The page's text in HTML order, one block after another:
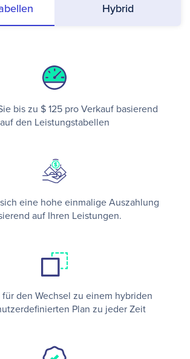
Hybrid
bis zu $ 125 pro Verkauf basierend
auf den Leistungstabellen
eine hohe einmalige Auszahlung
auf Ihren Leistungen.
den Wechsel zu einem hybriden
Plan zu jeder Zeit